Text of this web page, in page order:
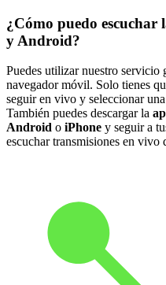
¿Cómo puedo
y Android?
Puedes utilizar nuestro servicio
navegador móvil. Solo tienes
seguir en vivo y seleccionar
También puedes descargar la
Android o iPhone y seguir a
escuchar transmisiones en vivo